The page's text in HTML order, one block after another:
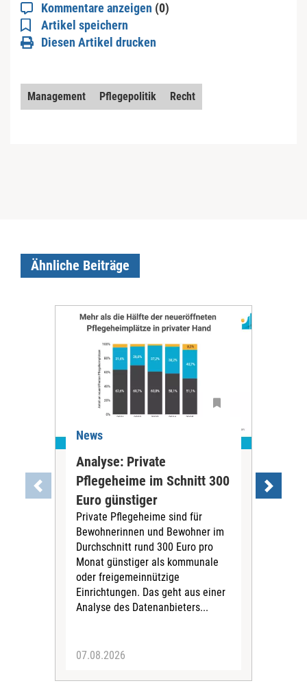
Kommentare anzeigen (0)
Artikel speichern
Diesen Artikel drucken
Management Pflegepolitik Recht
Ähnliche Beiträge
News
Analyse: Private
Pflegeheime im Schnitt 300
Euro günstiger
Private Pflegeheime sind für
Bewohnerinnen und Bewohner im
Durchschnitt rund 300 Euro pro
Monat günstiger als kommunale
oder freigemeinnützige
Einrichtungen. Das geht aus einer
Analyse des Datenanbieters...
07.08.2026